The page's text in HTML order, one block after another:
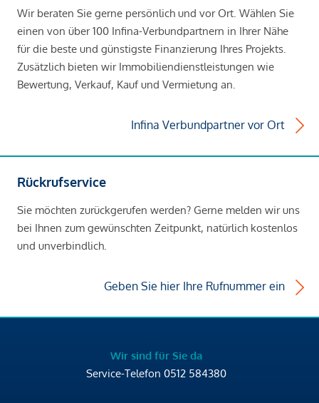
Wir beraten Sie gerne persönlich und vor Ort. Wählen Sie
einen von über 100 Infina-Verbundpartnern in Ihrer Nähe
für die beste und günstigste Finanzierung Ihres Projekts.
Zusätzlich bieten wir Immobiliendienstleistungen wie
Bewertung, Verkauf, Kauf und Vermietung an.
Infina Verbundpartner vor Ort
Rückrufservice
Sie möchten zurückgerufen werden? Gerne melden wir uns
bei Ihnen zum gewünschten Zeitpunkt, natürlich kostenlos
und unverbindlich.
Geben Sie hier Ihre Rufnummer ein
Wir sind für Sie da
Service-Telefon 0512 584380